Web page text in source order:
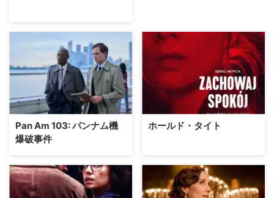
Pan Am 103: パンナム機
爆破事件
ホールド・タイト